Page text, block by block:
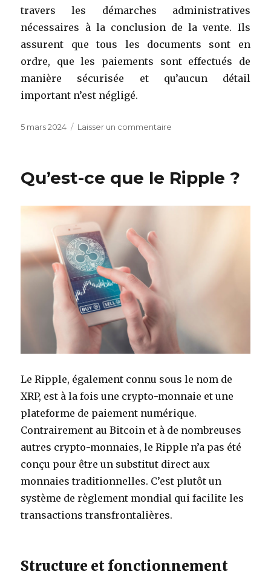
travers les démarches administratives
nécessaires à la conclusion de la vente. Ils
assurent que tous les documents sont en
ordre, que les paiements sont effectués de
manière sécurisée et qu’aucun détail
important n’est négligé.
Publié
5 mars 2024 Laisser un commentaire
et
acheter
Qu’est-ce que le Ripple ?
Le Ripple, également connu sous le nom de
XRP, est à la fois une crypto-monnaie et une
plateforme de paiement numérique.
Contrairement au Bitcoin et à de nombreuses
autres crypto-monnaies, le Ripple n’a pas été
conçu pour être un substitut direct aux
monnaies traditionnelles. C’est plutôt un
système de règlement mondial qui facilite les
transactions transfrontalières.
Structure et fonctionnement